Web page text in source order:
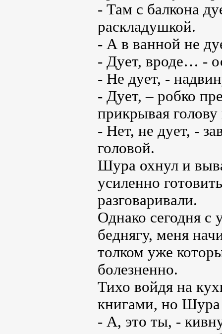
- Там с балкона
раскладушкой.
- А в ванной не
- Дует, вроде… -
- Не дует, -
- Дует, – робко
прикрывая
- Нет, не дует, -
головой.
Шура охнул и
усиленно
разговаривали.
Однако сегодня с
беднягу, меня
толком уже
болезненно.
Тихо войдя на
книгами, но Шура
- А, это ты, -